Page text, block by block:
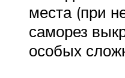
места (при
саморез
особых